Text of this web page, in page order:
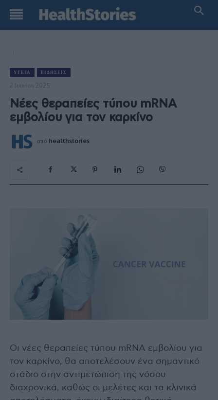
ΥΓΕΊΑ ΕΙΔΉΣΕΙΣ
2 Ιουνίου 2025
Νέες θεραπείες τύπου mRNA
εμβολίου για τον καρκίνο
από healthstories
Οι νέες θεραπείες τύπου mRNA εμβολίου για
τον καρκίνο, θα αποτελέσουν ένα σημαντικό
στάδιο στην αντιμετώπιση της νόσου
διαχρονικά, καθώς οι μελέτες και τα κλινικά